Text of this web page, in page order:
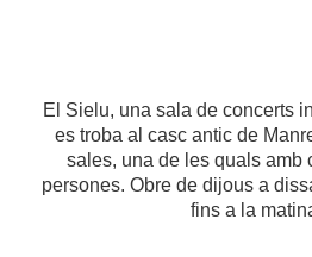
El Sielu, una sala de concerts
es troba al casc antic de
sales, una de les quals amb
persones. Obre de dijous a
fins a la